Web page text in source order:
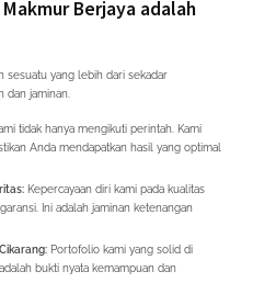
Berjaya adalah
sesuatu yang lebih dari sekadar
dan jaminan.
tidak hanya mengikuti perintah. Kami
Anda mendapatkan hasil yang optimal
Kepercayaan diri kami pada kualitas
Ini adalah jaminan ketenangan
Portofolio kami yang solid di
bukti nyata kemampuan dan